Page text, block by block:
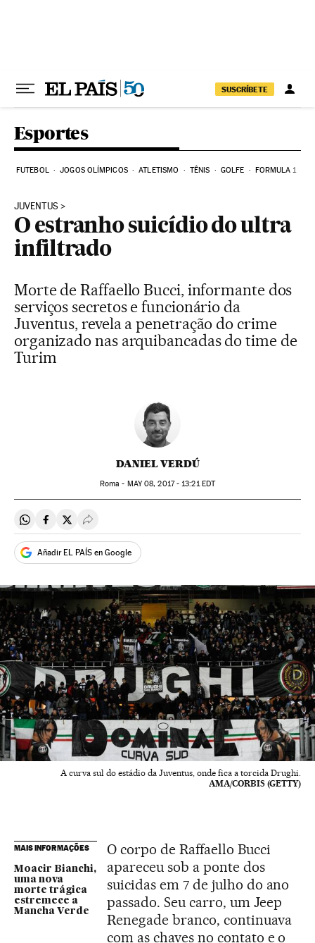
SUSCRÍBETE
Esportes
FUTEBOL JOGOS OLÍMPICOS ATLETISMO TÊNIS GOLFE FORMULA 1
JUVENTUS
O estranho suicídio do ultra
infiltrado
Morte de Raffaello Bucci, informante dos
serviços secretos e funcionário da
Juventus, revela a penetração do crime
organizado nas arquibancadas do time de
Turim
DANIEL VERDÚ
Roma - MAY08, 2017 - 13:21EDT
Compartir en Whatsapp
Compartir en Facebook
Compartir en Twitter
Desplegar Redes Sociales
Añadir EL PAÍS en Google
A curva sul do estádio da Juventus, onde fica a torcida Drughi.
AMA/CORBIS (GETTY)
MAIS INFORMAÇÕES
Moacir Bianchi,
uma nova
morte trágica
estremece a
Mancha Verde
O corpo de Raffaello Bucci
apareceu sob a ponte dos
suicidas em 7 de julho do ano
passado. Seu carro, um Jeep
Renegade branco, continuava
com as chaves no contato e o